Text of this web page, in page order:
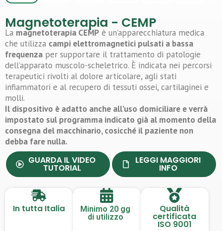
Magnetoterapia - CEMP
La magnetoterapia CEMP è un’apparecchiatura medica
che utilizza campi elettromagnetici pulsati a bassa
frequenza per supportare il trattamento di patologie
dell’apparato muscolo-scheletrico. È indicata nei percorsi
terapeutici rivolti al dolore articolare, agli stati
infiammatori e al recupero di tessuti ossei, cartilaginei e
molli.
Il dispositivo è adatto anche all’uso domiciliare e verrà
impostato sul programma indicato già al momento della
consegna del macchinario, cosicché il paziente non
debba fare nulla.
GUARDA IL VIDEO
TUTORIAL
LEGGI MAGGIORI
INFO
In tutta Italia
Minimo 20 gg
di utilizzo
Qualità
certificata
ISO 9001